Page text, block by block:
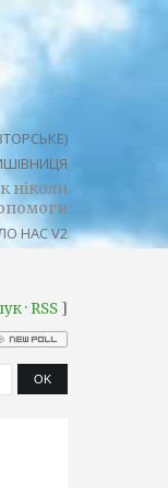
ніколи
НАС V2
· RSS ]